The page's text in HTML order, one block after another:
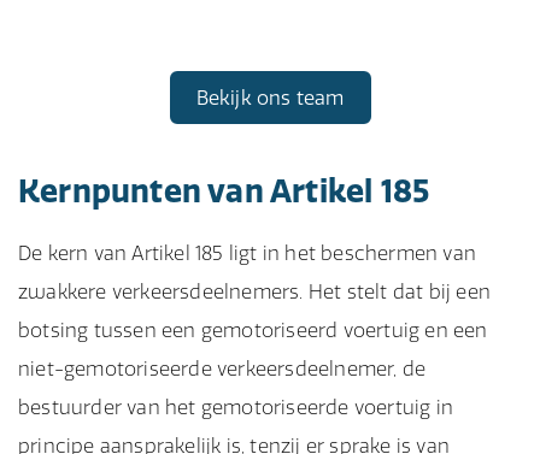
Bekijk ons team
Kernpunten van Artikel 185
De kern van Artikel 185 ligt in het beschermen van
zwakkere verkeersdeelnemers. Het stelt dat bij een
botsing tussen een gemotoriseerd voertuig en een
niet-gemotoriseerde verkeersdeelnemer, de
bestuurder van het gemotoriseerde voertuig in
principe aansprakelijk is, tenzij er sprake is van